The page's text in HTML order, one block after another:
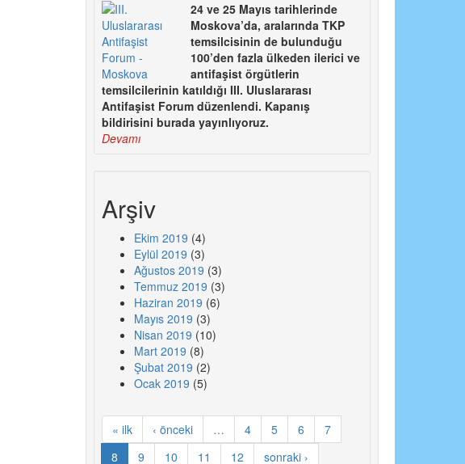
24 ve 25 Mayıs tarihlerinde
Moskova’da, aralarında TKP
temsilcisinin de bulunduğu
100’den fazla ülkeden ilerici ve
antifaşist örgütlerin
temsilcilerinin katıldığı III. Uluslararası
Antifaşist Forum düzenlendi. Kapanış
bildirisini burada yayınlıyoruz.
Devamı
Arşiv
Ekim 2019 (4)
Eylül 2019 (3)
Ağustos 2019 (3)
Temmuz 2019 (3)
Haziran 2019 (6)
Mayıs 2019 (3)
Nisan 2019 (10)
Mart 2019 (8)
Şubat 2019 (2)
Ocak 2019 (5)
« ilk ‹ önceki … 4 5 6
7
8
9 10 11 12 sonraki ›